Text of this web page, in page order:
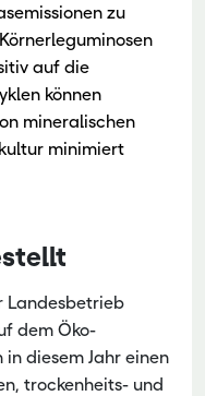
zu
auf die
können
mineralischen
minimiert
Landesbetrieb
dem Öko-
diesem Jahr einen
trockenheits- und